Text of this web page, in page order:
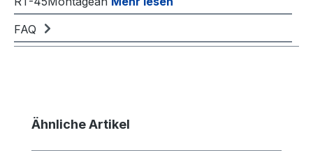
FAQ
Produktgalerie überspringen
Ähnliche Artikel